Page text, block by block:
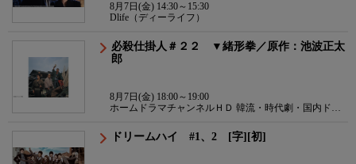
8月7日(金) 14:30～15:30
Dlife（ディーライフ）
必殺仕掛人＃２２ ▼緒形拳／原作：池波正太
郎
8月7日(金) 18:00～19:00
ホームドラマチャンネルＨＤ 韓流・時代劇・国内ドラ
ドリームハイ #1、2 [字][初]